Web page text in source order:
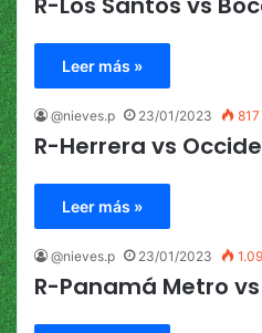
Leer más »
@nieves.p 23/01/2023 817
R-Herrera vs
Leer más »
@nieves.p 23/01/2023
R-Panamá Metro